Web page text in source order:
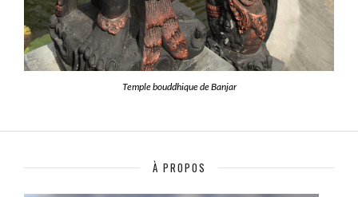
Temple bouddhique de Banjar
À PROPOS